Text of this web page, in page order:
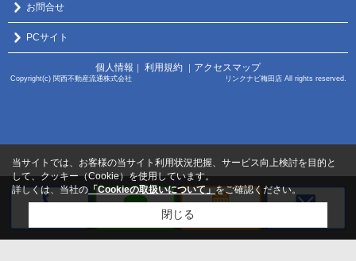
お問合せ
PCサイト
個人情報 ｜ 利用規約 ｜ アクセスマップ
Copyright(c) 関西不動産流通株式会社 リンクナビ梅田店 All rights reserved.
当サイトでは、お客様の当サイト利用状況把握、サービス向上検討を目的と
して、クッキー（Cookie）を使用しています。
詳しくは、当社の 「Cookieの取扱いについて」をご確認ください。
閉じる